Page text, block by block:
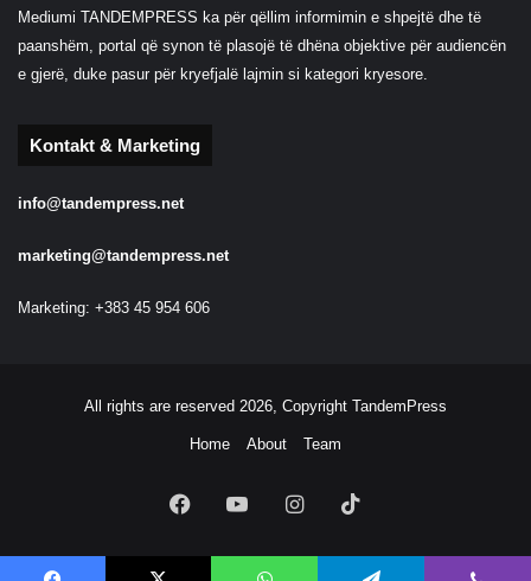
Mediumi TANDEMPRESS ka për qëllim informimin e shpejtë dhe të
paanshëm, portal që synon të plasojë të dhëna objektive për audiencën
e gjerë, duke pasur për kryefjalë lajmin si kategori kryesore.
Kontakt & Marketing
info@tandempress.net
marketing@tandempress.net
Marketing: +383 45 954 606
All rights are reserved 2026, Copyright TandemPress
Home About Team
FacebookYouTubeInstagram